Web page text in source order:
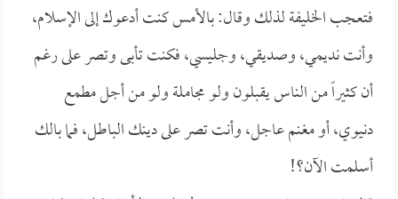
فتعجب الخليفة لذلك وقال: بالأمس كنت أدعوك إلى الإسلام،
وأنت نديمي، وصديقي، وجليسي، فكنت تأبى وتصر على رغم
أن كثيراً من الناس يقبلون ولو مجاملة ولو من أجل مطمع
دنيوي، أو مغنم عاجل، وأنت تصر على دينك الباطل، فما بالك
أسلمت الآن؟!